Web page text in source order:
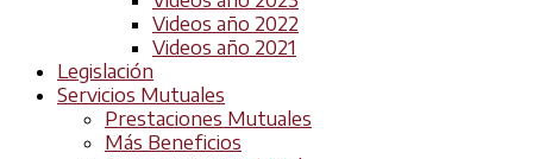
Videos año 2022
Videos año 2021
Legislación
Servicios Mutuales
Prestaciones Mutuales
Más Beneficios